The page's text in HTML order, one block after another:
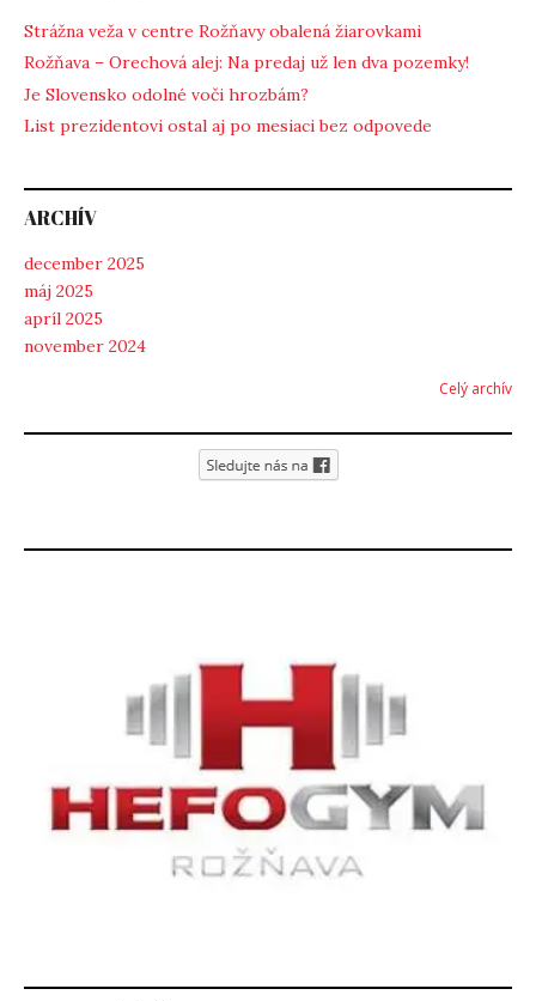
Strážna veža v centre Rožňavy obalená žiarovkami
Rožňava – Orechová alej: Na predaj už len dva pozemky!
Je Slovensko odolné voči hrozbám?
List prezidentovi ostal aj po mesiaci bez odpovede
ARCHÍV
december 2025
máj 2025
apríl 2025
november 2024
Celý archív